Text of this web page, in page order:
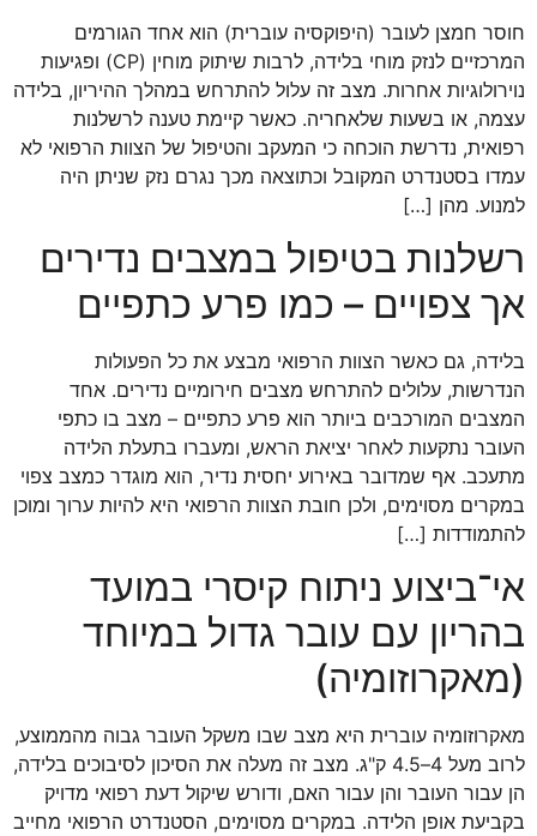
חוסר חמצן לעובר (היפוקסיה עוברית) הוא אחד הגורמים
המרכזיים לנזק מוחי בלידה, לרבות שיתוק מוחין (CP) ופגיעות
נוירולוגיות אחרות. מצב זה עלול להתרחש במהלך ההיריון, בלידה
עצמה, או בשעות שלאחריה. כאשר קיימת טענה לרשלנות
רפואית, נדרשת הוכחה כי המעקב והטיפול של הצוות הרפואי לא
עמדו בסטנדרט המקובל וכתוצאה מכך נגרם נזק שניתן היה
למנוע. מהן […]
רשלנות בטיפול במצבים נדירים
אך צפויים – כמו פרע כתפיים
בלידה, גם כאשר הצוות הרפואי מבצע את כל הפעולות
הנדרשות, עלולים להתרחש מצבים חירומיים נדירים. אחד
המצבים המורכבים ביותר הוא פרע כתפיים – מצב בו כתפי
העובר נתקעות לאחר יציאת הראש, ומעברו בתעלת הלידה
מתעכב. אף שמדובר באירוע יחסית נדיר, הוא מוגדר כמצב צפוי
במקרים מסוימים, ולכן חובת הצוות הרפואי היא להיות ערוך ומוכן
להתמודדות […]
אי־ביצוע ניתוח קיסרי במועד
בהריון עם עובר גדול במיוחד
(מאקרוזומיה)
מאקרוזומיה עוברית היא מצב שבו משקל העובר גבוה מהממוצע,
לרוב מעל 4–4.5 ק"ג. מצב זה מעלה את הסיכון לסיבוכים בלידה,
הן עבור העובר והן עבור האם, ודורש שיקול דעת רפואי מדויק
בקביעת אופן הלידה. במקרים מסוימים, הסטנדרט הרפואי מחייב